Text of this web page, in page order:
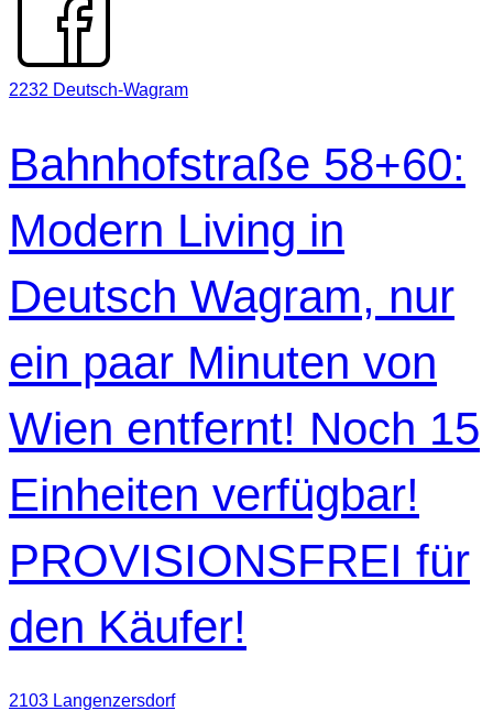
2232 Deutsch-Wagram
Bahnhofstraße 58+60:
Modern Living in
Deutsch Wagram, nur
ein paar Minuten von
Wien entfernt! Noch 15
Einheiten verfügbar!
PROVISIONSFREI für
den Käufer!
2103 Langenzersdorf